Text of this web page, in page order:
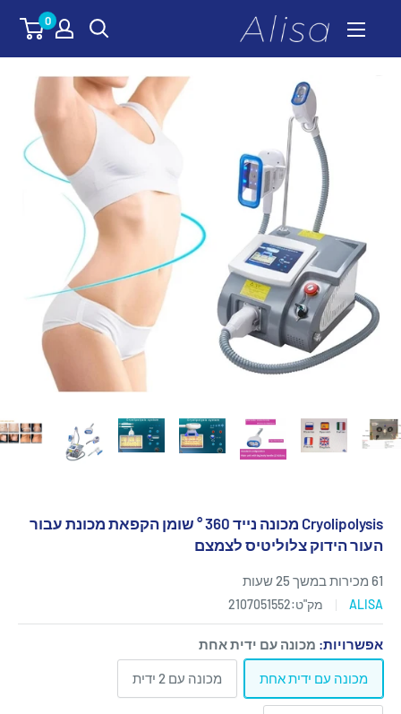
ALISA
0
Cryolipolysis מכונה נייד 360 ° שומן הקפאת מכונת עבור
העור הידוק צלוליטיס לצמצם
61 מכירות במשך 25 שעות
ALISA מק"ט:2107051552
אפשרויות: מכונה עם ידית אחת
מכונה עם ידית אחת מכונה עם 2 ידית